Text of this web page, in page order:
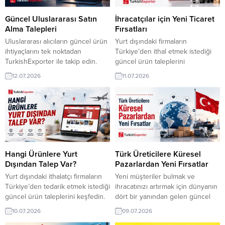
Nijerya Firması, Türkiye’den Trafo
Tedarikçisi ArıyorHaiti’den
İthalatçı, Erkek Spor Ayakkabısı
Almak İstiyorRumen Alıcı, Kişisel
Bakım Ürünleri İthal...
uluslararası müşterilerle tanışın.
⮩ Yüzlerce yeni fırsattan
diğerleri Etiyopyalı Alıcı,
Türkiye’den Midi Fırın
Tedarikçisi...
Güncel Uluslararası Satın
Alma Talepleri
Uluslararası alıcıların güncel ürün
ihtiyaçlarını tek noktadan
TurkishExporter ile takip edin.
Türkiye’den tedarikçi arayan
firmaların satın alma taleplerini
inceleyerek ihracatınızı
destekleyecek yeni iş fırsatlarını
değerlendirin. ⮩ Yüzlerce yeni
fırsattan diğerleri D.R. Kongo’lu
Alıcı, Türkiye’den Parfüm Almak
İstiyorSuudi Arabistanlı Tüccar,
Toz Deterjan İthal
EdecekÖzbekistanlı Distribütör,
Baz Yağ Tedarikçisi ArıyorSuriye
Firması, Türkiye’den...
12.07.2026
İhracatçılar için Yeni Ticaret
Fırsatları
Yurt dışındaki firmaların
Türkiye’den ithal etmek istediği
güncel ürün taleplerini
TurkishExporter’da inceleyin.
Farklı ülkelerden gelen doğrudan
alıcı fırsatlarını değerlendirerek
yeni müşterilere ulaşabilir ve
ihracatınızı büyütecek iş
bağlantıları kurabilirsiniz. ⮩
Yüzlerce yeni fırsattan diğerleri
Tunuslu Distribütör, Flow Pack
Ambalaj Almak İstiyorMeksika
Firması, Türkiye’den Kadın Giyim
İthal EdecekMacaristanlı Şirket,
Masif Ahşap Parke...
11.07.2026
Hangi Ürünlere Yurt
Dışından Talep Var?
Yurt dışındaki ithalatçı firmaların
Türkiye’den tedarik etmek istediği
güncel ürün taleplerini keşfedin.
TurkishExporter‘da farklı
ülkelerden gelen alım fırsatlarını
10.07.2026
Türk Üreticilere Küresel
Pazarlardan Yeni Fırsatlar
Yeni müşteriler bulmak ve
ihracatınızı artırmak için dünyanın
dört bir yanından gelen güncel
alıcı taleplerini keşfedin.
TurkishExporter ile sektörünüze
09.07.2026